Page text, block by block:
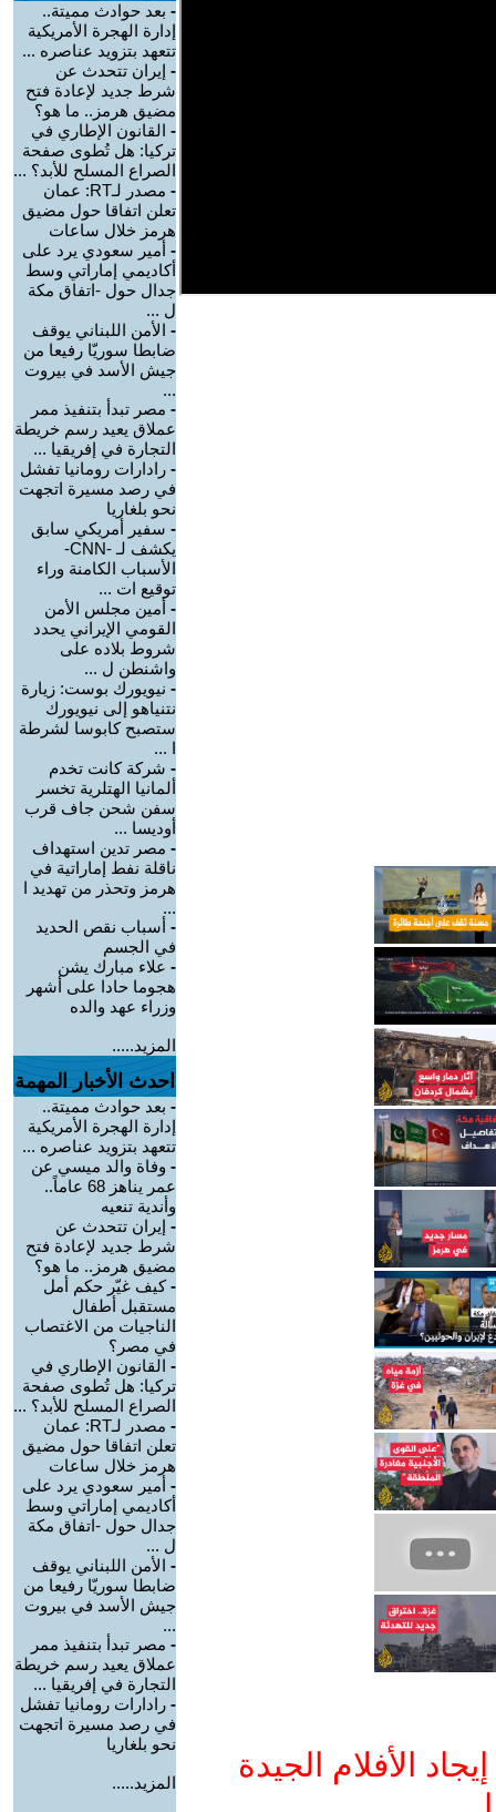
الأفلام الجيدة
- بعد حوادث مميتة..
إدارة الهجرة الأمريكية
تتعهد بتزويد عناصره ...
- إيران تتحدث عن
شرط جديد لإعادة فتح
مضيق هرمز.. ما هو؟
- القانون الإطاري في
تركيا: هل تُطوى صفحة
الصراع المسلح للأبد؟ ...
-
مصدر لـRT: عمان
تعلن اتفاقا حول مضيق
هرمز خلال ساعات
- أمير سعودي يرد على
أكاديمي إماراتي وسط
جدال حول -اتفاق مكة
ل ...
- الأمن اللبناني يوقف
ضابطا سوريّا رفيعا من
جيش الأسد في بيروت
...
- مصر تبدأ بتنفيذ ممر
عملاق يعيد رسم خريطة
التجارة في إفريقيا ...
- رادارات رومانيا تفشل
في رصد مسيرة اتجهت
نحو بلغاريا
- سفير أمريكي سابق
يكشف لـ -CNN-
الأسباب الكامنة وراء
توقيع ات ...
- أمين مجلس الأمن
القومي الإيراني يحدد
شروط بلاده على
واشنطن ل ...
- نيويورك بوست: زيارة
نتنياهو إلى نيويورك
ستصبح كابوسا لشرطة
ا ...
- شركة كانت تخدم
ألمانيا الهتلرية تخسر
سفن شحن جاف قرب
أوديسا ...
- مصر تدين استهداف
ناقلة نفط إماراتية في
هرمز وتحذر من تهديد ا
...
- أسباب نقص الحديد
في الجسم
- علاء مبارك يشن
هجوما حادا على أشهر
وزراء عهد والده
المزيد.....
احدث الأخبار المهمة
- بعد حوادث مميتة..
إدارة الهجرة الأمريكية
تتعهد بتزويد عناصره ...
- وفاة والد ميسي عن
عمر يناهز 68 عاماً..
وأندية تنعيه
- إيران تتحدث عن
شرط جديد لإعادة فتح
مضيق هرمز.. ما هو؟
-كيف غيّر حكم أمل
مستقبل أطفال
الناجيات من الاغتصاب
في مصر؟
- القانون الإطاري في
تركيا: هل تُطوى صفحة
الصراع المسلح للأبد؟ ...
-
مصدر لـRT: عمان
تعلن اتفاقا حول مضيق
هرمز خلال ساعات
- أمير سعودي يرد على
أكاديمي إماراتي وسط
جدال حول -اتفاق مكة
ل ...
- الأمن اللبناني يوقف
ضابطا سوريّا رفيعا من
جيش الأسد في بيروت
...
- مصر تبدأ بتنفيذ ممر
عملاق يعيد رسم خريطة
التجارة في إفريقيا ...
- رادارات رومانيا تفشل
في رصد مسيرة اتجهت
نحو بلغاريا
المزيد.....